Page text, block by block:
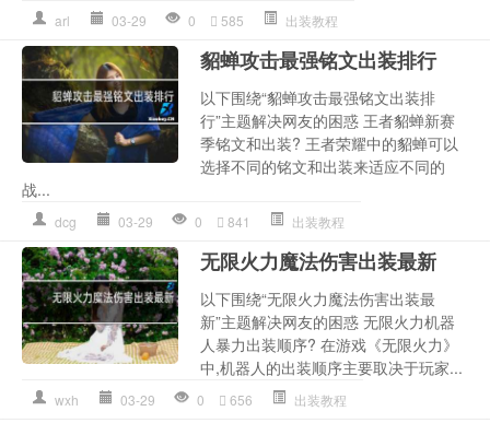
arl 03-29 0 585 出装教程
貂蝉攻击最强铭文出装排行
以下围绕“貂蝉攻击最强铭文出装排
行”主题解决网友的困惑 王者貂蝉新赛
季铭文和出装? 王者荣耀中的貂蝉可以
选择不同的铭文和出装来适应不同的
战...
dcg 03-29 0 841 出装教程
无限火力魔法伤害出装最新
以下围绕“无限火力魔法伤害出装最
新”主题解决网友的困惑 无限火力机器
人暴力出装顺序? 在游戏《无限火力》
中,机器人的出装顺序主要取决于玩家...
wxh 03-29 0 656 出装教程